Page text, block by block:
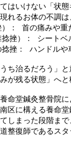
はいけない「状態
れるお体の不調
： 首の痛みや重
挫）： シートベ
挫： ハンドルや
ち治るだろう」
が残る状態」へ
命堂鍼灸整骨院
区に構える養命
しまった段階ま
整復師であるス